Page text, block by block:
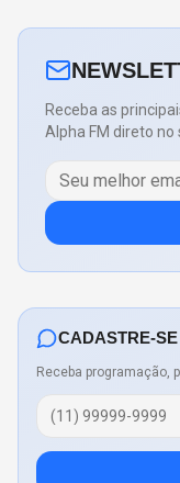
Receba as
Alpha FM direto no
CADASTRE-
Receba programação,